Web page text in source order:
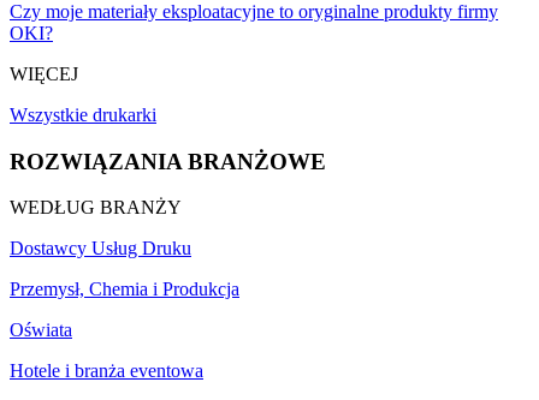
Czy moje materiały eksploatacyjne to oryginalne produkty firmy
OKI?
WIĘCEJ
Wszystkie drukarki
ROZWIĄZANIA BRANŻOWE
WEDŁUG BRANŻY
Dostawcy Usług Druku
Przemysł, Chemia i Produkcja
Oświata
Hotele i branża eventowa